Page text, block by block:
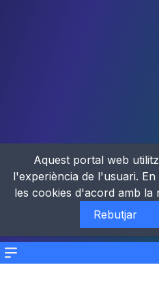
Menu
Aquest portal web
l'experiència de l'usuari.
les cookies d'acord amb la
Rebutjar